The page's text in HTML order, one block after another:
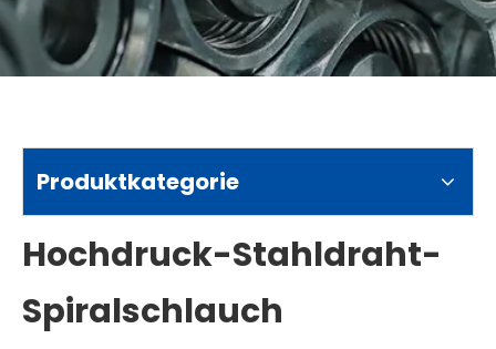
Produktkategorie
Hochdruck-Stahldraht-
Spiralschlauch